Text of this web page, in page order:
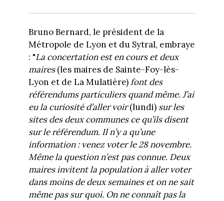
Bruno Bernard, le président de la
Métropole de Lyon et du Sytral, embraye
: "La concertation est en cours et deux
maires(les maires de Sainte-Foy-lès-
Lyon et de La Mulatière)font des
référendums particuliers quand même. J’ai
eu la curiosité d’aller voir(lundi) sur les
sites des deux communes ce qu’ils disent
sur le référendum. Il n’y a qu’une
information : venez voter le 28 novembre.
Même la question n’est pas connue. Deux
maires invitent la population à aller voter
dans moins de deux semaines et on ne sait
même pas sur quoi. On ne connaît pas la